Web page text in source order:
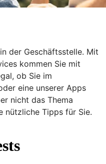
der Geschäftsstelle. Mit
kommen Sie mit
ob Sie im
eine unserer Apps
nicht das Thema
nützliche Tipps für Sie.